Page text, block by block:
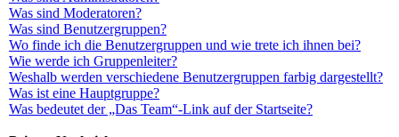
Was sind Moderatoren?
Was sind Benutzergruppen?
Wo finde ich die Benutzergruppen und wie trete ich ihnen bei?
Wie werde ich Gruppenleiter?
Weshalb werden verschiedene Benutzergruppen farbig dargestellt?
Was ist eine Hauptgruppe?
Was bedeutet der „Das Team“-Link auf der Startseite?